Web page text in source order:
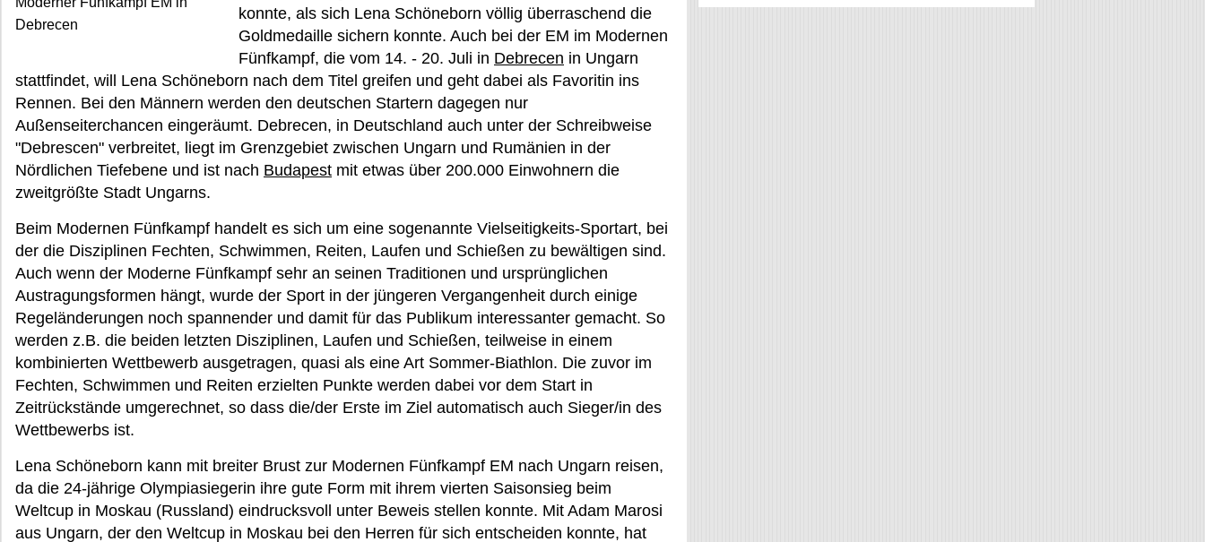
Debrecen
konnte, als sich Lena Schöneborn völlig überraschend die
Goldmedaille sichern konnte. Auch bei der EM im Modernen
Fünfkampf, die vom 14. - 20. Juli in Debrecen in Ungarn
stattfindet, will Lena Schöneborn nach dem Titel greifen und geht dabei als Favoritin ins
Rennen. Bei den Männern werden den deutschen Startern dagegen nur
Außenseiterchancen eingeräumt. Debrecen, in Deutschland auch unter der Schreibweise
"Debrescen" verbreitet, liegt im Grenzgebiet zwischen Ungarn und Rumänien in der
Nördlichen Tiefebene und ist nach Budapest mit etwas über 200.000 Einwohnern die
zweitgrößte Stadt Ungarns.
Beim Modernen Fünfkampf handelt es sich um eine sogenannte Vielseitigkeits-Sportart, bei
der die Disziplinen Fechten, Schwimmen, Reiten, Laufen und Schießen zu bewältigen sind.
Auch wenn der Moderne Fünfkampf sehr an seinen Traditionen und ursprünglichen
Austragungsformen hängt, wurde der Sport in der jüngeren Vergangenheit durch einige
Regeländerungen noch spannender und damit für das Publikum interessanter gemacht. So
werden z.B. die beiden letzten Disziplinen, Laufen und Schießen, teilweise in einem
kombinierten Wettbewerb ausgetragen, quasi als eine Art Sommer-Biathlon. Die zuvor im
Fechten, Schwimmen und Reiten erzielten Punkte werden dabei vor dem Start in
Zeitrückstände umgerechnet, so dass die/der Erste im Ziel automatisch auch Sieger/in des
Wettbewerbs ist.
Lena Schöneborn kann mit breiter Brust zur Modernen Fünfkampf EM nach Ungarn reisen,
da die 24-jährige Olympiasiegerin ihre gute Form mit ihrem vierten Saisonsieg beim
Weltcup in Moskau (Russland) eindrucksvoll unter Beweis stellen konnte. Mit Adam Marosi
aus Ungarn, der den Weltcup in Moskau bei den Herren für sich entscheiden konnte, hat